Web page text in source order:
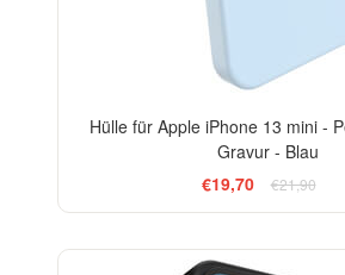
Hülle für Apple iPhone 13 mini -
Gravur - Blau
€19,70
€21,90